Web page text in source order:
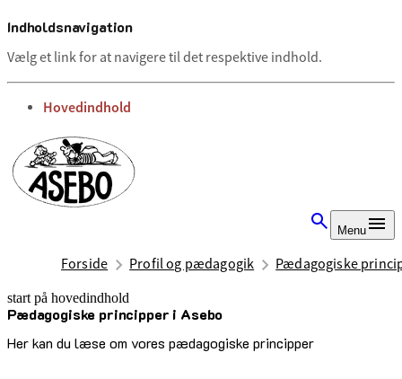
Indholdsnavigation
Vælg et link for at navigere til det respektive indhold.
gå til
Hovedindhold
Menu
Forside Profil og pædagogik Pædagogiske
start på hovedindhold
Pædagogiske principper i Asebo
Her kan du læse om vores pædagogiske principper
senest opdateret 19. juni 2025